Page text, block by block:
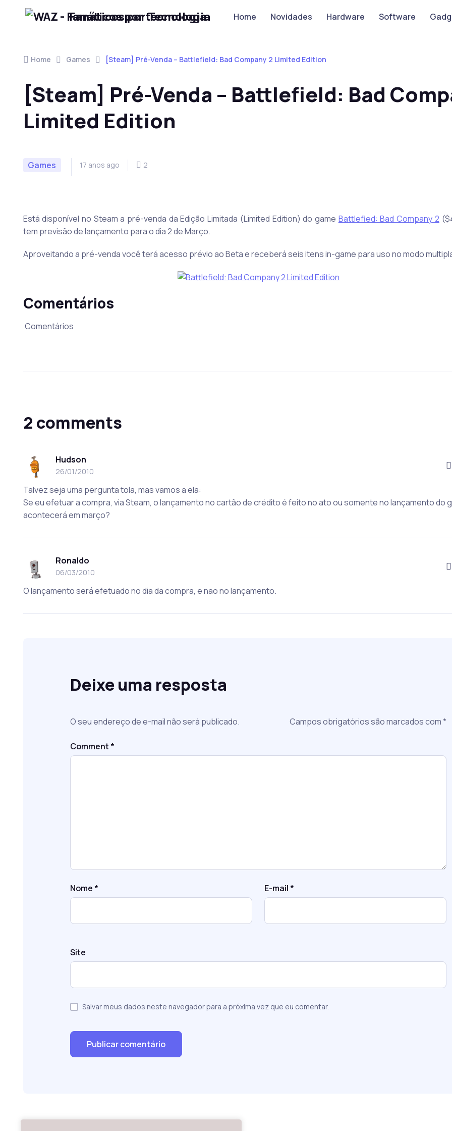
Skip to navigation
Skip to contentFanáticos por Tecnologia Home Novidades Hardware Software
Home Games [Steam] Pré-Venda – Battlefield: Bad Company 2 Limited Edition
[Steam] Pré-Venda – Battlefield: Bad
Limited Edition
Games 17 anos ago 2
Está disponível no Steam a pré-venda da Edição Limitada (Limited Edition) do game Battlefied: Bad Company 2
tem previsão de lançamento para o dia 2 de Março.
Aproveitando a pré-venda você terá acesso prévio ao Beta e receberá seis itens in-game para uso no modo
Comentários
Comentários
2 comments
Hudson
26/01/2010
Talvez seja uma pergunta tola, mas vamos a ela:
Se eu efetuar a compra, via Steam, o lançamento no cartão de crédito é feito no ato ou somente no lançamento do
acontecerá em março?
Ronaldo
06/03/2010
O lançamento será efetuado no dia da compra, e nao no lançamento.
Deixe uma resposta
O seu endereço de e-mail não será publicado. Campos obrigatórios são marcados com*
Comment *
Nome * E-mail *
Site
Salvar meus dados neste navegador para a próxima vez que eu comentar.